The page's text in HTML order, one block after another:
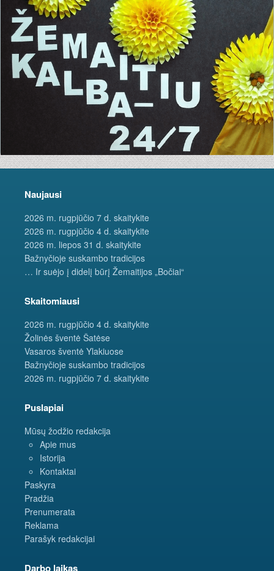
Naujausi
2026 m. rugpjūčio 7 d. skaitykite
2026 m. rugpjūčio 4 d. skaitykite
2026 m. liepos 31 d. skaitykite
Bažnyčioje suskambo tradicijos
… Ir suėjo į didelį būrį Žemaitijos „Bočiai“
Skaitomiausi
2026 m. rugpjūčio 4 d. skaitykite
Žolinės šventė Šatėse
Vasaros šventė Ylakiuose
Bažnyčioje suskambo tradicijos
2026 m. rugpjūčio 7 d. skaitykite
Puslapiai
Mūsų žodžio redakcija
Apie mus
Istorija
Kontaktai
Paskyra
Pradžia
Prenumerata
Reklama
Parašyk redakcijai
Darbo laikas